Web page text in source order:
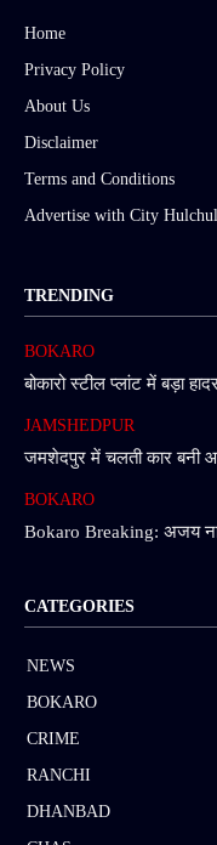
Home
Privacy Policy
About Us
Disclaimer
Terms and Conditions
Advertise with City Hulchul
TRENDING
BOKARO
बोकारो स्टील प्लांट में बड़ा
JAMSHEDPUR
जमशेदपुर में चलती कार बनी
BOKARO
Bokaro Breaking: अजय
CATEGORIES
NEWS
BOKARO
CRIME
RANCHI
DHANBAD